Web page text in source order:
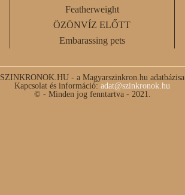
Featherweight
ÖZÖNVÍZ ELŐTT
Embarassing pets
SZINKRONOK.HU - a Magyarszinkron.hu adatbázisa
Kapcsolat és információ: adat@szinkronok.hu
© - Minden jog fenntartva - 2021.